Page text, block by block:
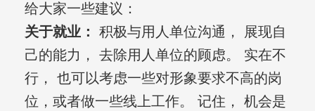
给大家一些建议：
关于就业：
积极与用人单位沟通， 展现自
己的能力， 去除用人单位的顾虑。 实在不
行， 也可以考虑一些对形象要求不高的岗
位，或者做一些线上工作。 记住， 机会是